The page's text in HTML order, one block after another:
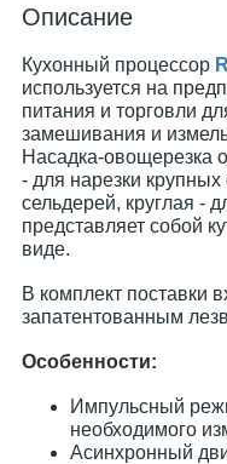
Описание
Кухонный процессор
используется на
питания и торговли
замешивания и
Насадка-овощерезка
- для нарезки
сельдерей, круглая -
представляет собой
виде.
В комплект поставки
запатентованным
Особенности:
Импульсный
необходимого
Асинхронный